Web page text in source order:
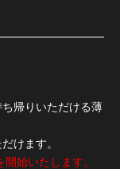
帰りいただける薄
けます。
始いたします。